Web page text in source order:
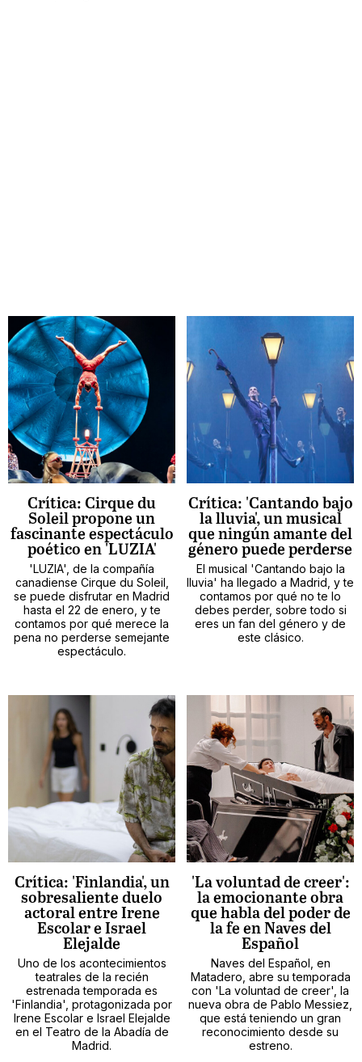
Crítica: Cirque du
Soleil propone un
fascinante espectáculo
poético en 'LUZIA'
'LUZIA', de la compañía
canadiense Cirque du Soleil,
se puede disfrutar en Madrid
hasta el 22 de enero, y te
contamos por qué merece la
pena no perderse semejante
espectáculo.
Crítica: 'Cantando bajo
la lluvia', un musical
que ningún amante del
género puede perderse
El musical 'Cantando bajo la
lluvia' ha llegado a Madrid, y te
contamos por qué no te lo
debes perder, sobre todo si
eres un fan del género y de
este clásico.
Crítica: 'Finlandia', un
sobresaliente duelo
actoral entre Irene
Escolar e Israel
Elejalde
Uno de los acontecimientos
teatrales de la recién
estrenada temporada es
'Finlandia', protagonizada por
Irene Escolar e Israel Elejalde
en el Teatro de la Abadía de
Madrid.
'La voluntad de creer':
la emocionante obra
que habla del poder de
la fe en Naves del
Español
Naves del Español, en
Matadero, abre su temporada
con 'La voluntad de creer', la
nueva obra de Pablo Messiez,
que está teniendo un gran
reconocimiento desde su
estreno.